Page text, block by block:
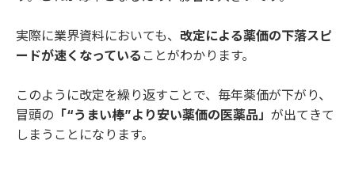
実際に業界資料においても、 改定による薬価の下落スピ
ードが速くなっている ことがわかります。
このように改定を繰り返すことで、毎年薬価が下がり、
冒頭の 「“うまい棒”より安い薬価の医薬品」 が出てきて
しまうことになります。